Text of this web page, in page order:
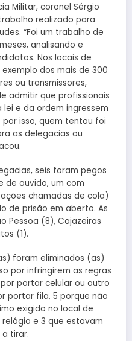
Militar, coronel Sérgio
realizado para
“Foi um trabalho de
analisando e
Nos locais de
dos mais de 300
ou transmissores,
admitir que profissionais
e da ordem ingressem
isso, quem tentou foi
as delegacias ou
seis foram pegos
de ouvido, um com
chamadas de cola)
de prisão em aberto. As
Pessoa (8), Cajazeiras
(1).
foram eliminados (as)
por infringirem as regras
portar celular ou outro
portar fila, 5 porque não
exigido no local de
e 3 que estavam
tirar.